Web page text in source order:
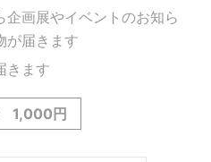
画展やイベントのお知ら
が届きます
きます
1,000円